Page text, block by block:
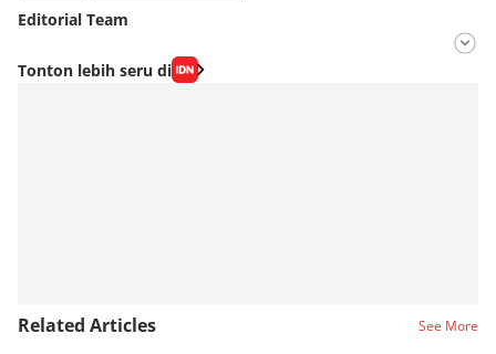
Editorial Team
Editor
Fahrul Razi Uni Nurullah
Tonton lebih seru di
Related Articles See More